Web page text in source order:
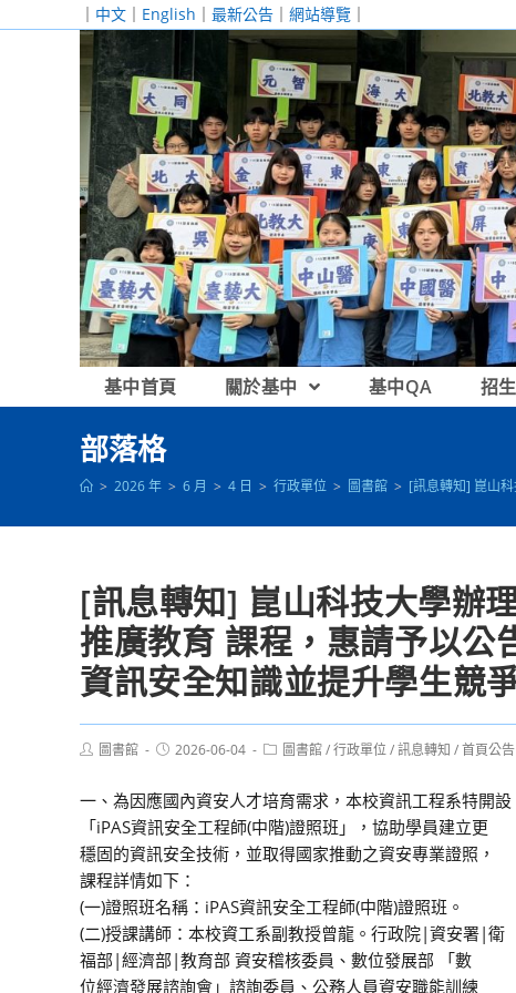
｜ 中文 ｜ English ｜ 最新公告 ｜ 網站導覽 ｜
基中首頁 關於基中 基中QA 招
部落格
> 2026 年 > 6 月 > 4 日 > 行政單位 > 圖書館 > [訊息轉知] 崑山
[訊息轉知] 崑山科技大學辦
推廣教育 課程，惠請予以公
資訊安全知識並提升學生競
Post圖書館
Post2026-06-04
Post圖書館/行政單位/訊息轉知 /首頁公告
一、為因應國內資安人才培育需求，本校資訊工程系特開設
「iPAS資訊安全工程師(中階)證照班」，協助學員建立更
穩固的資訊安全技術，並取得國家推動之資安專業證照，
課程詳情如下：
(一)證照班名稱：iPAS資訊安全工程師(中階)證照班。
(二)授課講師：本校資工系副教授曾龍。行政院|資安署|衛
福部|經濟部|教育部 資安稽核委員、數位發展部 「數
位經濟發展諮詢會」諮詢委員、公務人員資安職能訓練